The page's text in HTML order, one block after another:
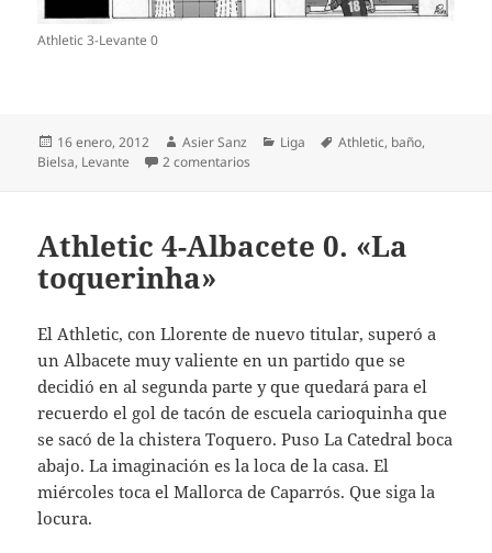
Athletic 3-Levante 0
Publicado
el
16 enero, 2012 Autor
Asier Sanz Categorías
Liga Etiquetas
Athletic, baño,
Bielsa, Levante 2 comentarios
Athletic 4-Albacete 0. «La
toquerinha»
El Athletic, con Llorente de nuevo titular, superó a
un Albacete muy valiente en un partido que se
decidió en al segunda parte y que quedará para el
recuerdo el gol de tacón de escuela carioquinha que
se sacó de la chistera Toquero. Puso La Catedral boca
abajo. La imaginación es la loca de la casa. El
miércoles toca el Mallorca de Caparrós. Que siga la
locura.